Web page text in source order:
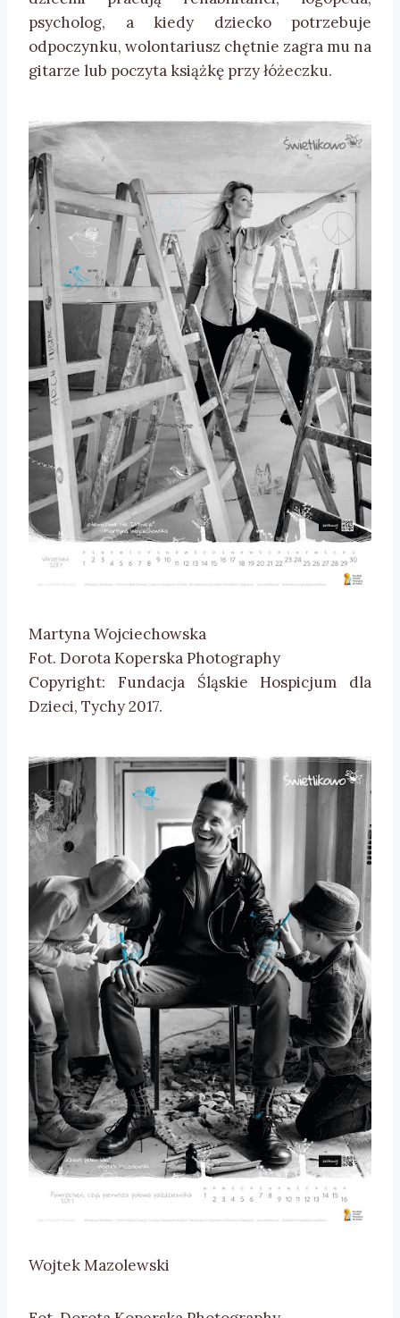
psycholog, a kiedy dziecko potrzebuje
odpoczynku, wolontariusz chętnie zagra mu na
gitarze lub poczyta książkę przy łóżeczku.
Martyna Wojciechowska
Fot. Dorota Koperska Photography
Copyright: Fundacja Śląskie Hospicjum dla
Dzieci, Tychy 2017.
Wojtek Mazolewski